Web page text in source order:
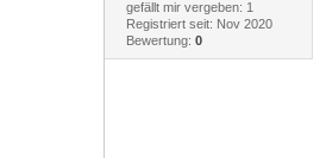
gefällt mir vergeben: 1
Registriert seit: Nov 2020
Bewertung: 0